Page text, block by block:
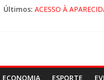
Últimos: ACESSO À
ECONOMIA ESPORTE